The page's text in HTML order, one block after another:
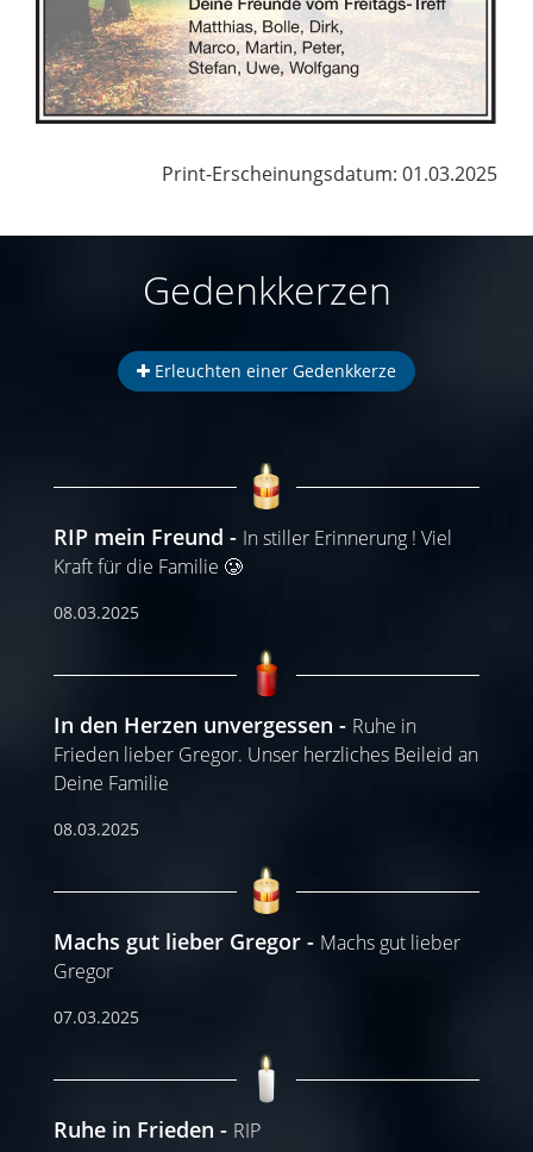
Print-Erscheinungsdatum: 01.03.2025
Gedenkkerzen
Erleuchten einer Gedenkkerze
RIP mein Freund
In stiller Erinnerung ! Viel
Kraft für die Familie 🥲
08.03.2025
In den Herzen unvergessen
Ruhe in
Frieden lieber Gregor. Unser herzliches Beileid an
Deine Familie
08.03.2025
Machs gut lieber Gregor
Machs gut lieber
Gregor
07.03.2025
Ruhe in Frieden RIP